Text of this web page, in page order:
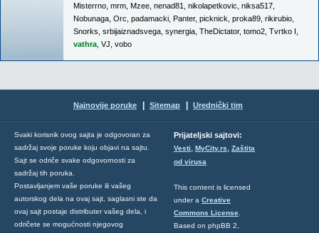
Misterrno mrm Mzee nenad81 nikolapetkovic niksa517
Nobunaga Orc padamacki Panter, picknick proka89 rikirubio
Snorks srbijaiznadsvega synergia TheDictator, tomo2 Tvrtko I
vathra VJ vobo
Najnovije poruke Sitemap Urednički tim
Svaki korisnik ovog sajta je odgovoran za
sadržaj svoje poruke koju objavi na sajtu.
Sajt se odriče svake odgovornosti za
sadržaj tih poruka.
Postavljanjem vaše poruke ili vašeg
autorskog dela na ovaj sajt, saglasni ste da
ovaj sajt postaje distributer vašeg dela, i
odričete se mogućnosti njegovog
Prijateljski sajtovi:
Vesti, MyCity.rs, Zaštita
od virusa
This content is licensed
under a Creative
Commons License
Based on phpBB 2,